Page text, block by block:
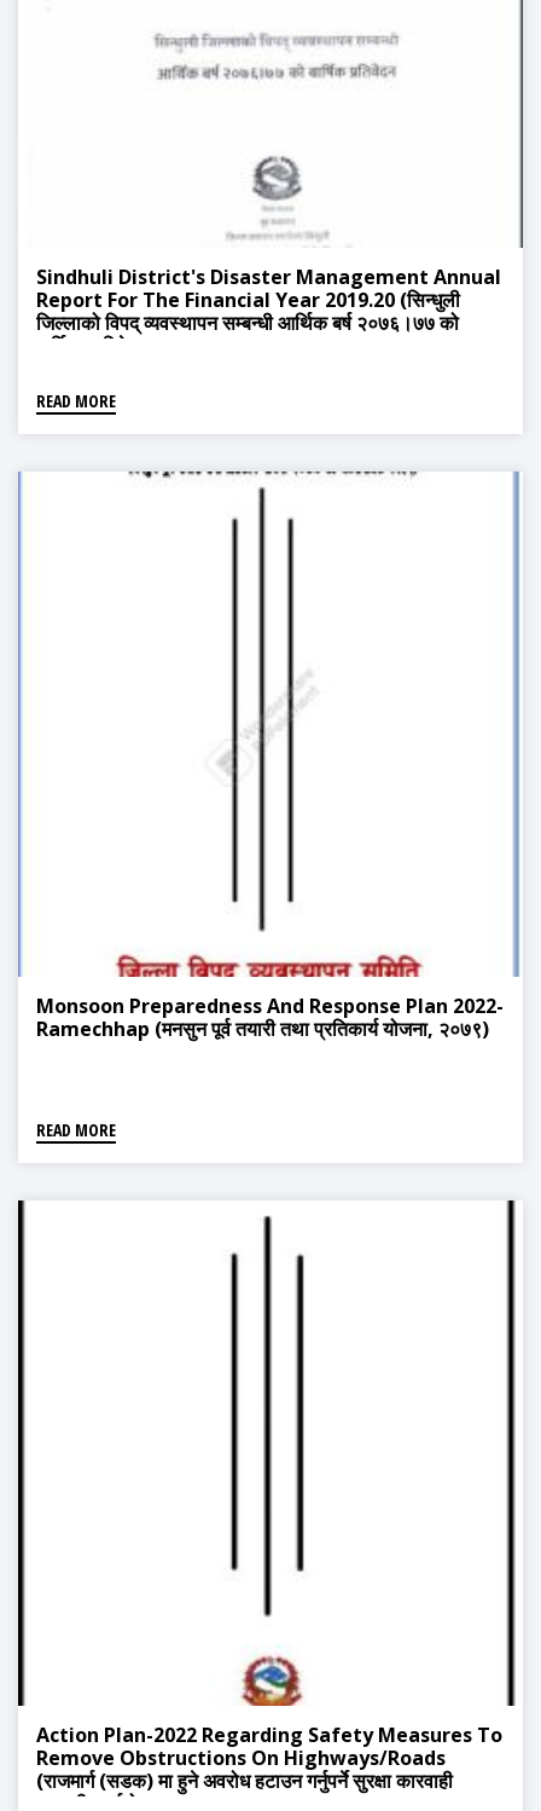
Sindhuli District's Disaster Management Annual
Report For The Financial Year 2019.20 (सिन्धुली
जिल्लाको विपद् व्यवस्थापन सम्बन्धी आर्थिक बर्ष २०७६।७७ को
बार्षिक प्रतिवेदन)
READ MORE
Monsoon Preparedness And Response Plan 2022-
Ramechhap (मनसुन पूर्व तयारी तथा प्रतिकार्य योजना, २०७९)
READ MORE
Action Plan-2022 Regarding Safety Measures To
Remove Obstructions On Highways/roads
(राजमार्ग (सडक) मा हुने अवरोध हटाउन गर्नुपर्ने सुरक्षा कारवाही
सम्बन्धी कार्ययोजना-2079)